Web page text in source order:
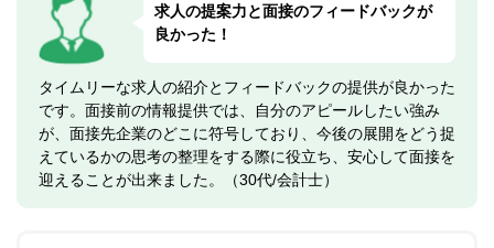
求人の提案力と面接のフィードバックが
良かった！
タイムリーな求人の紹介とフィードバックの提供が良かった
です。面接前の情報提供では、自分のアピールしたい強み
が、面接先企業のどこに符号しており、今後の展開をどう捉
えているかの思考の整理をする際に役立ち、安心して面接を
迎えることが出来ました。（30代/会計士）